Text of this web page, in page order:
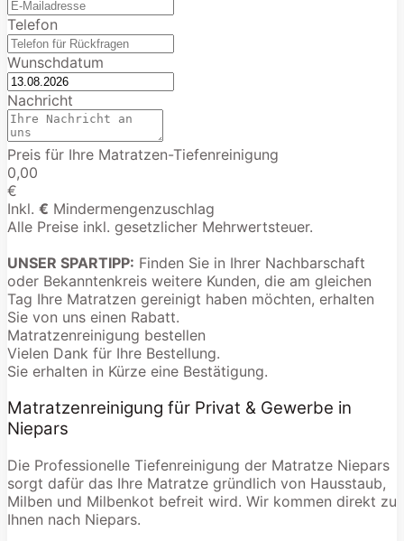
Telefon
Wunschdatum
Nachricht
Preis für Ihre Matratzen-Tiefenreinigung
0,00
€
Inkl. € Mindermengenzuschlag
Alle Preise inkl. gesetzlicher Mehrwertsteuer.
UNSER SPARTIPP: Finden Sie in Ihrer Nachbarschaft
oder Bekanntenkreis weitere Kunden, die am gleichen
Tag Ihre Matratzen gereinigt haben möchten, erhalten
Sie von uns einen Rabatt.
Matratzenreinigung bestellen
Vielen Dank für Ihre Bestellung.
Sie erhalten in Kürze eine Bestätigung.
Matratzenreinigung für Privat & Gewerbe in
Niepars
Die Professionelle Tiefenreinigung der Matratze Niepars
sorgt dafür das Ihre Matratze gründlich von Hausstaub,
Milben und Milbenkot befreit wird. Wir kommen direkt zu
Ihnen nach Niepars.